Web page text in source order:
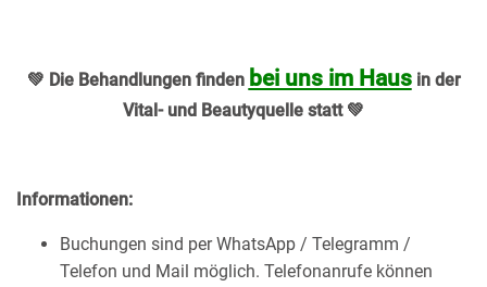
💚 Die Behandlungen finden bei uns im Hausin der
Vital- und Beautyquelle statt 💚
Informationen:
Buchungen sind per WhatsApp / Telegramm /
Telefon und Mail möglich. Telefonanrufe können